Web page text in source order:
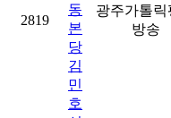
2819
동
본
당
김
민
호
광주가톨릭
방송